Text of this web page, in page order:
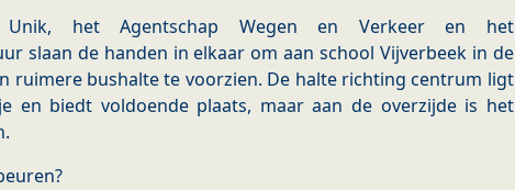
Unik, het Agentschap Wegen en Verkeer en het
slaan de handen in elkaar om aan school Vijverbeek in de
ruimere bushalte te voorzien. De halte richting centrum ligt
en biedt voldoende plaats, maar aan de overzijde is het